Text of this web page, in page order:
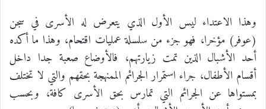
وهذا الاعتداء ليس الأول الذي يتعرض له الأسرى في سجن
(عوفر) مؤخرا، فهو جزء من سلسلة عمليات اقتحام، وهذا ما أكده
أحد الأشبال الذين تمت زيارتهم، فالأوضاع صعبة جدا داخل
أقسام الأطفال، جراء استمرار الجرائم الممنهجة بحقهم والتي لا تختلف
بمستواها عن الجرائم التي تمارس بحق الأسرى كافة، وبحسب